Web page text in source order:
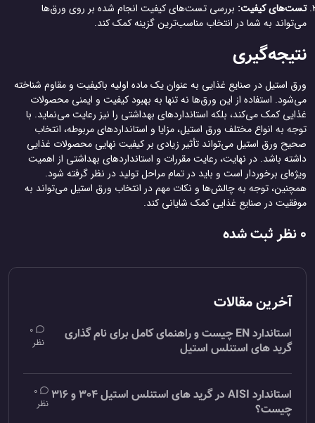
تست‌های کیفیت: بررسی تست‌های کیفیت انجام شده بر روی ورق‌ها
می‌تواند به شما در انتخاب مناسب‌ترین گزینه کمک کند.
نتیجه‌گیری
ورق استیل در صنایع غذایی به عنوان یک ماده اولیه باکیفیت و مقاوم شناخته
می‌شود. استفاده از این ورق‌ها نه تنها به بهبود کیفیت و ایمنی محصولات
غذایی کمک می‌کند، بلکه استانداردهای بهداشتی را نیز رعایت می‌نماید. با
توجه به انواع مختلف ورق استیل، مزایا و استانداردهای مربوطه، انتخاب
صحیح ورق استیل می‌تواند تأثیر زیادی بر کیفیت نهایی محصولات غذایی
داشته باشد. در نهایت، رعایت مقررات و استانداردهای بهداشتی از اهمیت
ویژه‌ای برخوردار است و باید در تمام مراحل تولید در نظر گرفته شود.
همچنین، توجه به چالش‌ها و نکات مهم در انتخاب ورق استیل می‌تواند به
موفقیت در صنایع غذایی کمک شایانی کند.
0 نظر ثبت شده
آخرین مقالات
استاندارد EN چیست و راهنمای کامل برای نام گذاری
گرید های استنلس استیل
0
نظر
استاندارد AISI در گرید های استنلس استیل 304 و 316
چیست؟
0
نظر